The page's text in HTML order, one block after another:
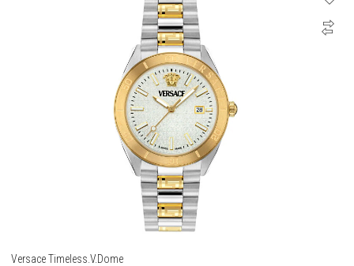
Versace Timeless.V.Dome